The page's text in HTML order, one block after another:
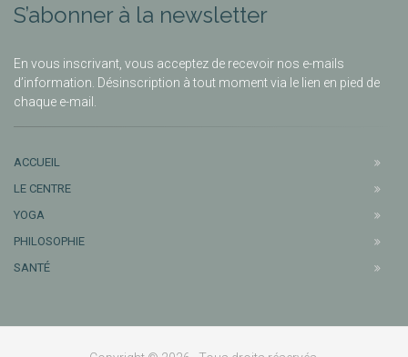
S’abonner à la newsletter
En vous inscrivant, vous acceptez de recevoir nos e-mails
d’information. Désinscription à tout moment via le lien en pied de
chaque e-mail.
ACCUEIL
LE CENTRE
YOGA
PHILOSOPHIE
SANTÉ